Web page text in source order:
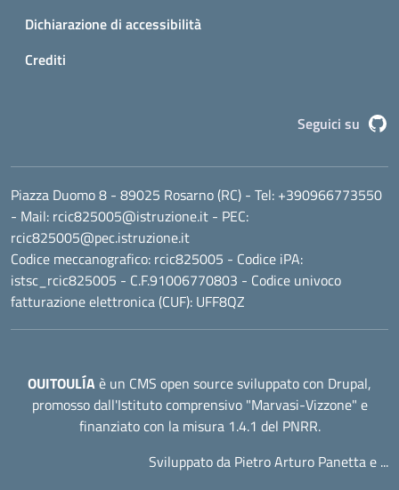
Dichiarazione di accessibilità
Crediti
Seguici su
Piazza Duomo 8 - 89025 Rosarno (RC) - Tel: +390966773550
- Mail: rcic825005@istruzione.it - PEC:
rcic825005@pec.istruzione.it
Codice meccanografico: rcic825005 - Codice iPA:
istsc_rcic825005 - C.F.91006770803 - Codice univoco
fatturazione elettronica (CUF): UFF8QZ
OUITOULÍAè un CMS open source sviluppato con Drupal,
promosso dall'Istituto comprensivo "Marvasi-Vizzone" e
finanziato con la misura 1.4.1 del PNRR.
Sviluppato da Pietro Arturo Panetta e ...